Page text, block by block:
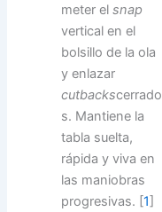
meter elsnap
vertical en el
bolsillo de la ola
y enlazar
cutbackscerrado
s. Mantiene la
tabla suelta,
rápida y viva en
las maniobras
progresivas. [1]